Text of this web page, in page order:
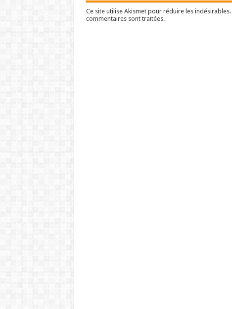
Ce site utilise Akismet pour réduire les indésirables.
commentaires sont traitées.